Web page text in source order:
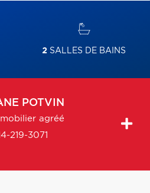
2 SALLES DE BAINS
POTVIN
agréé
219-3071